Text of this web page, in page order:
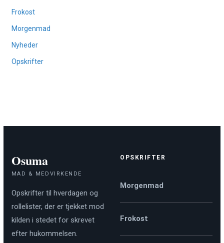
Frokost
Morgenmad
Nyheder
Opskrifter
Osuma
MAD & MEDVIRKENDE
Opskrifter til hverdagen og
rollelister, der er tjekket mod
kilden i stedet for skrevet
efter hukommelsen.
OPSKRIFTER
Morgenmad
Frokost